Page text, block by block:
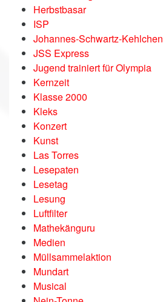
Herbstbasar
ISP
Johannes-Schwartz-Kehlchen
JSS Express
Jugend trainiert für Olympia
Kernzeit
Klasse 2000
Kleks
Konzert
Kunst
Las Torres
Lesepaten
Lesetag
Lesung
Luftfilter
Mathekänguru
Medien
Müllsammelaktion
Mundart
Musical